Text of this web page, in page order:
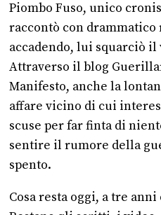
Piombo Fuso, unico
raccontò con
accadendo, lui squarciò
Attraverso il blog
Manifesto, anche la
affare vicino di cui
scuse per far finta di
sentire il rumore della
spento.
Cosa resta oggi, a tre anni